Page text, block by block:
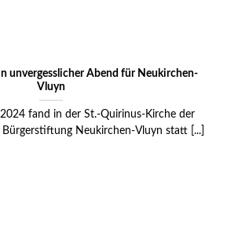
unvergesslicher Abend für Neukirchen-
Vluyn
fand in der St.-Quirinus-Kirche der
Neukirchen-Vluyn statt [...]